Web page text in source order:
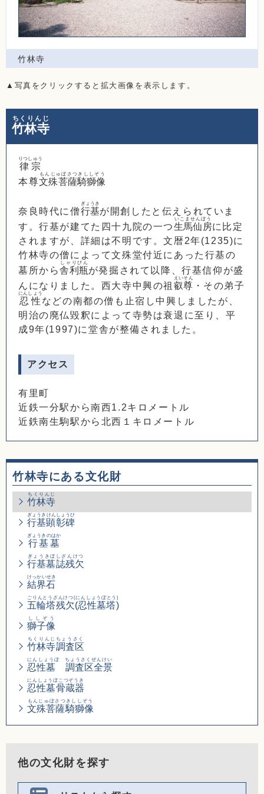
竹林寺
▲写真をクリックすると拡大画像を表示します。
竹林寺
ちくりんじ
律宗
りつしゅう
本尊文殊菩薩騎獅像
もんじゅぼさつきししぞう
奈良時代に僧行基
ぎょうき
が開創したと伝えられていま
す。行基が建てた四十九院の一つ生馬仙房
いこませんぼう
に比定
されますが、詳細は不明です。文暦2年(1235)に
竹林寺の僧によって文殊堂付近にあった行基の
墓所から舎利瓶
しゃりびん
が発掘されて以降、行基信仰が盛
んになりました。西大寺中興の祖 叡尊
えいそん
・その弟子
忍性
にんしょう
などの南都の僧も止宿し中興しましたが、
明治の廃仏毀釈によって寺勢は衰退に至り、平
成9年(1997)に堂舎が整備されました。
アクセス
有里町
近鉄一分駅から南西1.2キロメートル
近鉄南生駒駅から北西１キロメートル
竹林寺にある文化財
竹林寺
ちくりんじ
行基顕彰碑
ぎょうきけんしょうひ
行基墓
ぎょうきのはか
行基墓誌残欠
ぎょうきぼしざんけつ
結界石
けっかいせき
五輪塔残欠(忍性墓塔)
ごりんとうざんけつ(にんしょうぼとう)
獅子像
ししぞう
竹林寺調査区
ちくりんじちょうさく
忍性墓 調査区全景
にんしょうぼ ちょうさくぜんけい
忍性墓骨蔵器
にんしょうぼこつぞうき
文殊菩薩騎獅像
もんじゅぼさつきししぞう
他の文化財を探す